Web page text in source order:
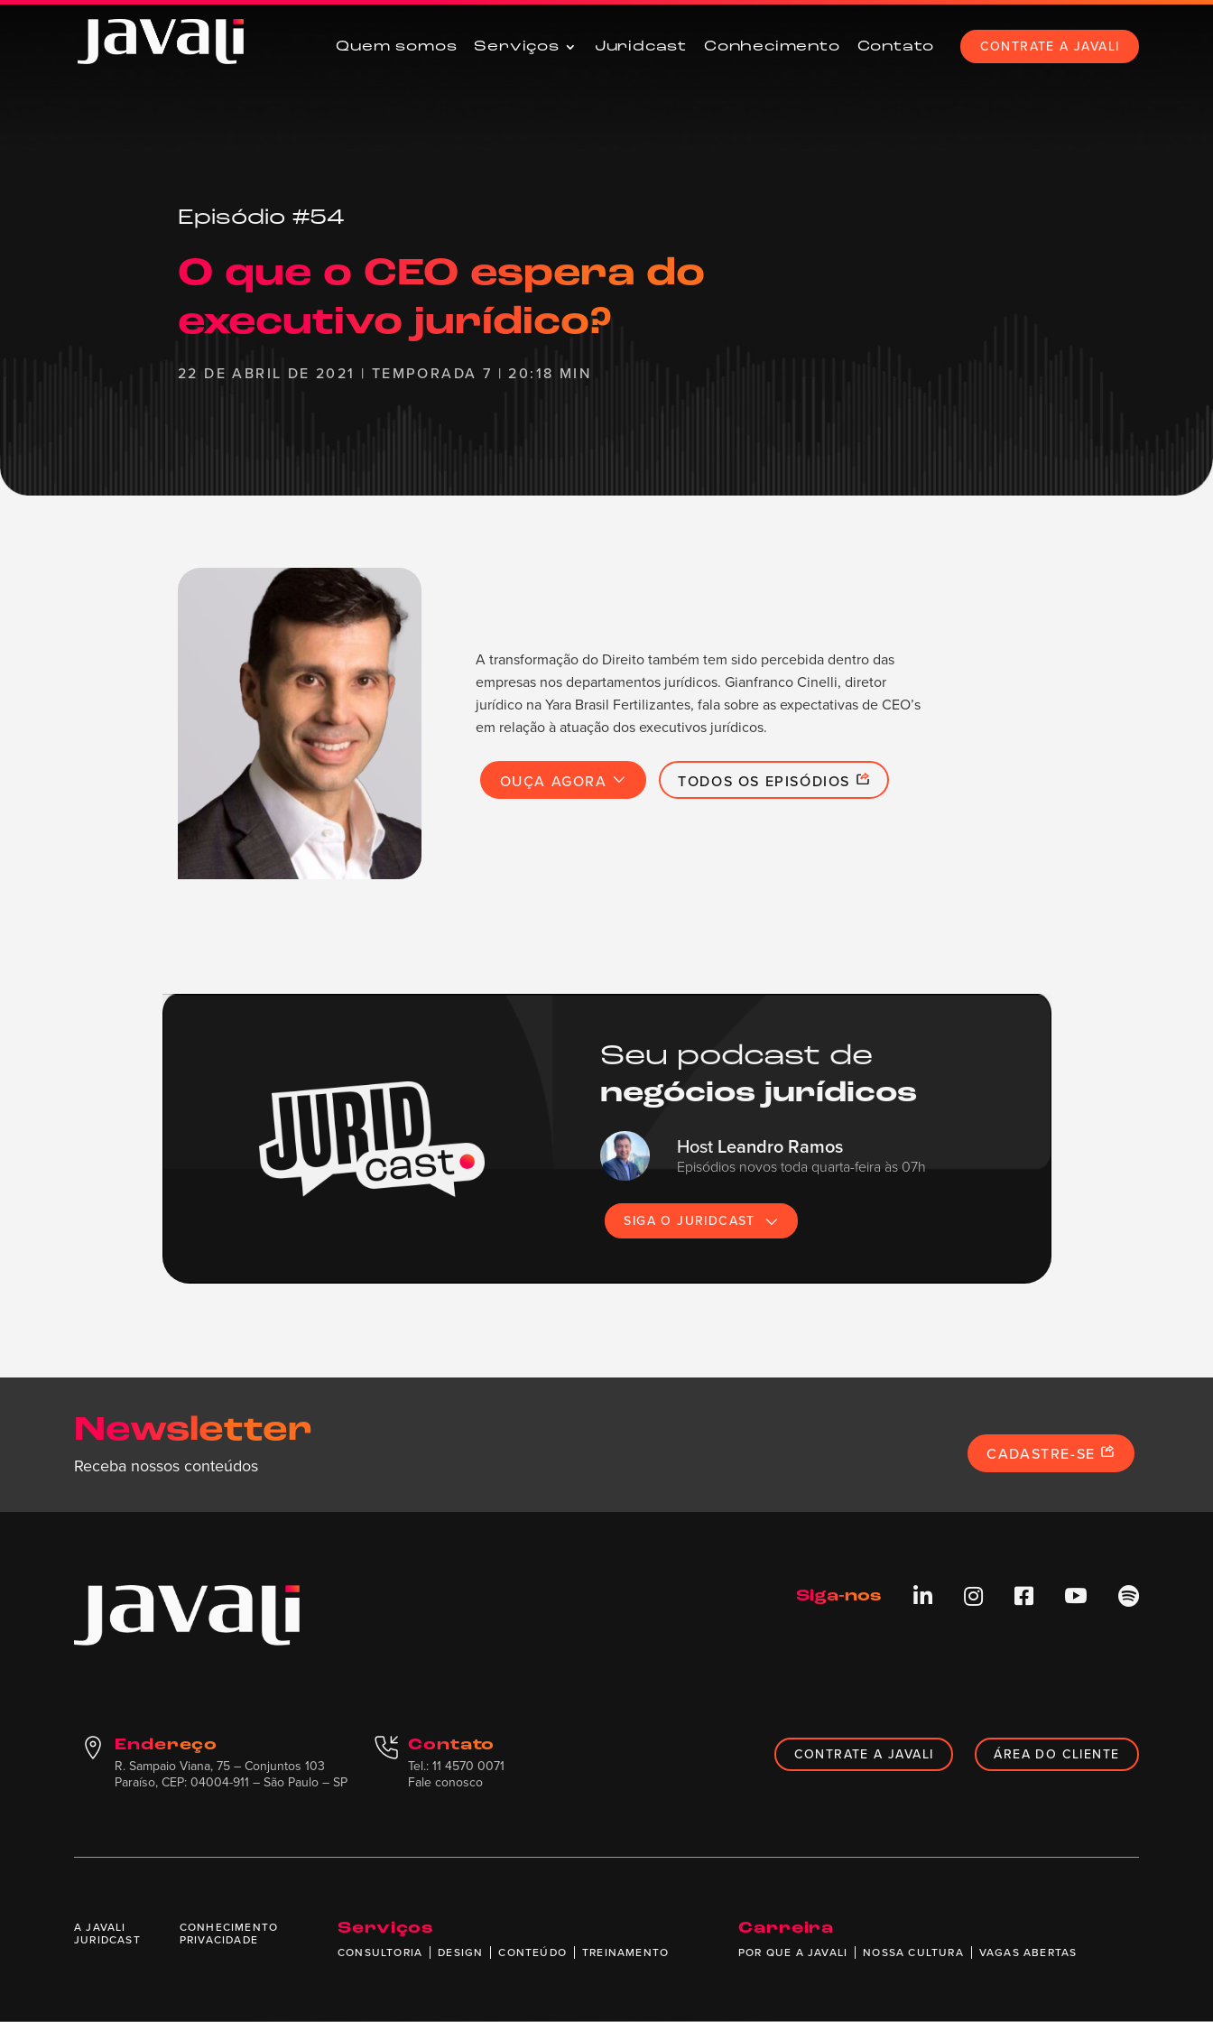
Quem somos Serviços Juridcast Conhecimento Contato CONTRATE A JAVALI
Episódio #54
O que o CEO espera do
executivo jurídico?
22 DE ABRIL DE 2021 | TEMPORADA 7 | 20:18 MIN
A transformação do Direito também tem sido percebida dentro das
empresas nos departamentos jurídicos. Gianfranco Cinelli, diretor
jurídico na Yara Brasil Fertilizantes, fala sobre as expectativas de CEO’s
em relação à atuação dos executivos jurídicos.
OUÇA AGORA TODOS OS EPISÓDIOS
Seu podcast de
negócios jurídicos
Host Leandro Ramos
Episódios novos toda quarta-feira às 07h
SIGA O JURIDCAST
Newsletter
Receba nossos conteúdos
CADASTRE-SE
Siga-nos     
Endereço
R. Sampaio Viana, 75 – Conjuntos 103
Paraíso, CEP: 04004-911 – São Paulo – SP
Contato
Tel.: 11 4570 0071
Fale conosco
CONTRATE A JAVALI ÁREA DO CLIENTE
A JAVALI CONHECIMENTO
JURIDCAST PRIVACIDADE
Serviços
CONSULTORIA DESIGN CONTEÚDO TREINAMENTO
Carreira
POR QUE A JAVALI NOSSA CULTURA VAGAS ABERTAS